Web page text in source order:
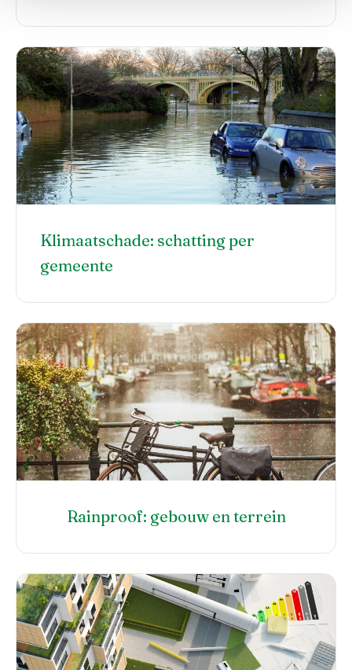
Klimaatschade: schatting per
gemeente
Rainproof: gebouw en terrein